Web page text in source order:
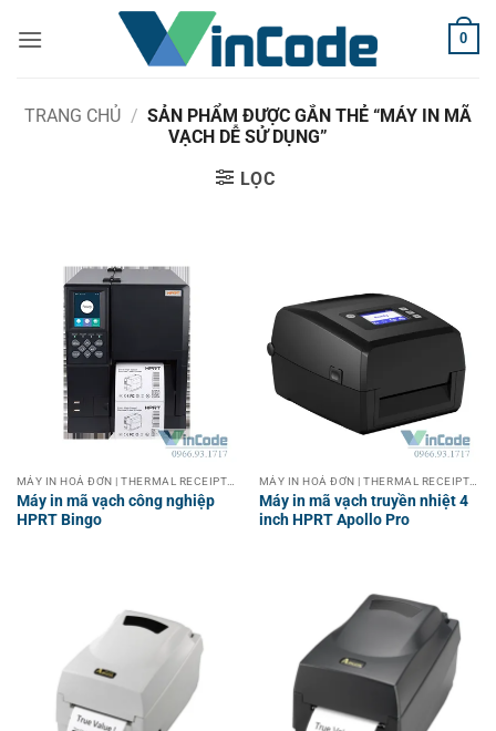
qua
0
TRANG CHỦ / SẢN PHẨM ĐƯỢC GẮN THẺ “MÁY IN MÃ
VẠCH DỄ SỬ DỤNG”
LỌC
Máy in mã vạch công nghiệp
HPRT Bingo
Máy in mã vạch truyền nhiệt 4
inch HPRT Apollo Pro